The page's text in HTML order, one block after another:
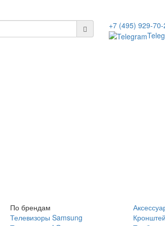
+7 (495) 929-70-
По брендам
Телевизоры Samsung